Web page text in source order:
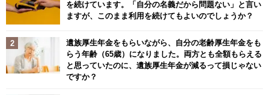
を続けています。「自分の名義だから問題ない」と言い
ますが、このまま利用を続けてもよいのでしょうか？
遺族厚生年金をもらいながら、自分の老齢厚生年金をも
らう年齢（65歳）になりました。両方とも全額もらえる
と思っていたのに、遺族厚生年金が減るって損じゃない
ですか？